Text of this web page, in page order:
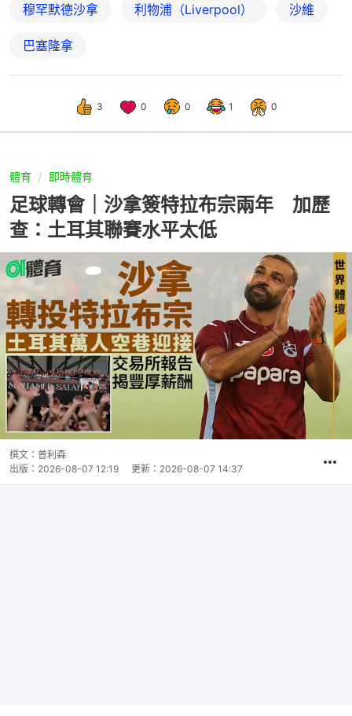
穆罕默德沙拿 利物浦（Liverpool） 沙維
巴塞隆拿
3 0 0 1 0
體育 即時體育
足球轉會｜沙拿簽特拉布宗兩年 加歷
查：土耳其聯賽水平太低
撰文： 普利森
出版： 2026-08-07 12:19 更新： 2026-08-07 14:37